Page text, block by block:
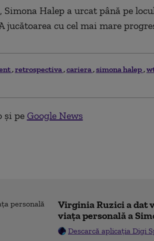
Halep a urcat până pe
jucătoarea cu cel mai mare
retrospectiva cariera simona halep
și pe Google News
Virginia Ruzici a dat
viața personală a
Descarcă aplicația Digi